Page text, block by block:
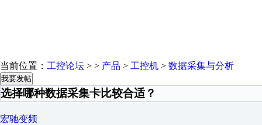
当前位置： 工控论坛 > > 产品 > 工控机 > 数据采集与分析
我要发帖
选择哪种数据采集卡比较合适？
宏驰变频